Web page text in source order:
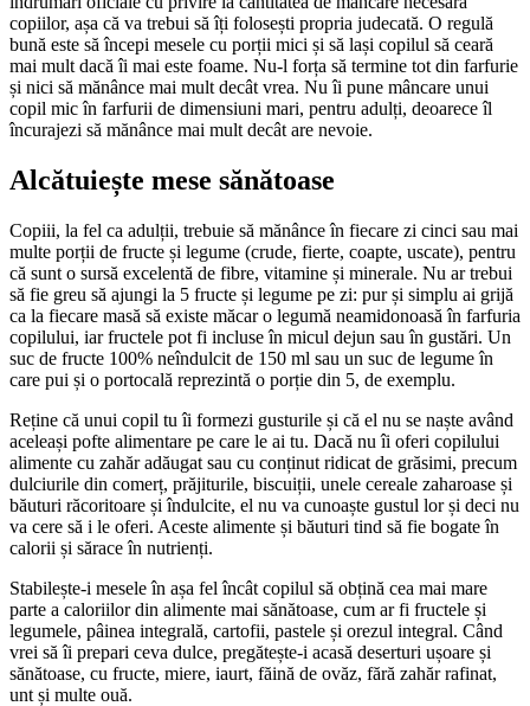
copiilor, așa că va trebui să îți folosești propria judecată. O regulă
bună este să începi mesele cu porții mici și să lași copilul să ceară
mai mult dacă îi mai este foame. Nu-l forța să termine tot din farfurie
și nici să mănânce mai mult decât vrea. Nu îi pune mâncare unui
copil mic în farfurii de dimensiuni mari, pentru adulți, deoarece îl
încurajezi să mănânce mai mult decât are nevoie.
Alcătuiește mese sănătoase
Copiii, la fel ca adulții, trebuie să mănânce în fiecare zi cinci sau mai
multe porții de fructe și legume (crude, fierte, coapte, uscate), pentru
că sunt o sursă excelentă de fibre, vitamine și minerale. Nu ar trebui
să fie greu să ajungi la 5 fructe și legume pe zi: pur și simplu ai grijă
ca la fiecare masă să existe măcar o legumă neamidonoasă în farfuria
copilului, iar fructele pot fi incluse în micul dejun sau în gustări. Un
suc de fructe 100% neîndulcit de 150 ml sau un suc de legume în
care pui și o portocală reprezintă o porție din 5, de exemplu.
Reține că unui copil tu îi formezi gusturile și că el nu se naște având
aceleași pofte alimentare pe care le ai tu. Dacă nu îi oferi copilului
alimente cu zahăr adăugat sau cu conținut ridicat de grăsimi, precum
dulciurile din comerț, prăjiturile, biscuiții, unele cereale zaharoase și
băuturi răcoritoare și îndulcite, el nu va cunoaște gustul lor și deci nu
va cere să i le oferi. Aceste alimente și băuturi tind să fie bogate în
calorii și sărace în nutrienți.
Stabilește-i mesele în așa fel încât copilul să obțină cea mai mare
parte a caloriilor din alimente mai sănătoase, cum ar fi fructele și
legumele, pâinea integrală, cartofii, pastele și orezul integral. Când
vrei să îi prepari ceva dulce, pregătește-i acasă deserturi ușoare și
sănătoase, cu fructe, miere, iaurt, făină de ovăz, fără zahăr rafinat,
unt și multe ouă.